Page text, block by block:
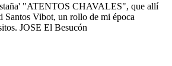
"ATENTOS CHAVALES", que allí
Santos Vibot, un rollo de mi época
JOSE El Besucón